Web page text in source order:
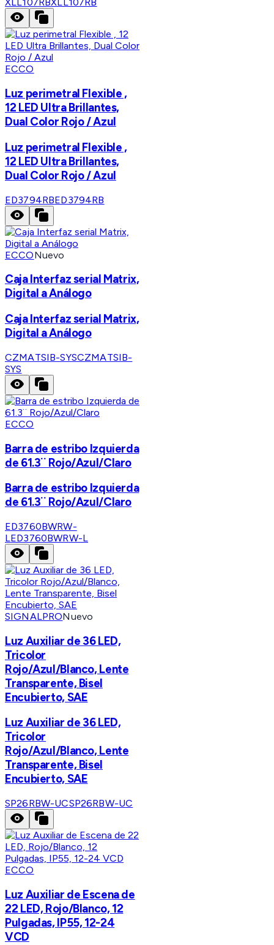
XLL107RBXLL107RB
ECCO
Luz perimetral Flexible ,
12 LED Ultra Brillantes,
Dual Color Rojo / Azul
Luz perimetral Flexible ,
12 LED Ultra Brillantes,
Dual Color Rojo / Azul
ED3794RBED3794RB
ECCONuevo
Caja Interfaz serial Matrix,
Digital a Análogo
Caja Interfaz serial Matrix,
Digital a Análogo
CZMATSIB-SYSCZMATSIB-
SYS
ECCO
Barra de estribo Izquierda
de 61.3¨ Rojo/Azul/Claro
Barra de estribo Izquierda
de 61.3¨ Rojo/Azul/Claro
ED3760BWRW-
LED3760BWRW-L
SIGNALPRONuevo
Luz Auxiliar de 36 LED,
Tricolor
Rojo/Azul/Blanco, Lente
Transparente, Bisel
Encubierto, SAE
Luz Auxiliar de 36 LED,
Tricolor
Rojo/Azul/Blanco, Lente
Transparente, Bisel
Encubierto, SAE
SP26RBW-UCSP26RBW-UC
ECCO
Luz Auxiliar de Escena de
22 LED, Rojo/Blanco, 12
Pulgadas, IP55, 12-24
VCD